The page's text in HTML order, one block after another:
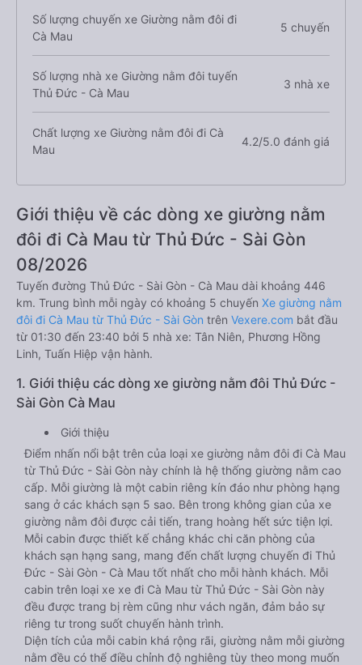
Số lượng chuyến xe Giường nằm đôi đi
Cà Mau
5 chuyến
Số lượng nhà xe Giường nằm đôi tuyến
Thủ Đức - Cà Mau
3 nhà xe
Chất lượng xe Giường nằm đôi đi Cà
Mau
4.2/5.0 đánh giá
Giới thiệu về các dòng xe giường nằm
đôi đi Cà Mau từ Thủ Đức - Sài Gòn
08/2026
Tuyến đường Thủ Đức - Sài Gòn - Cà Mau dài khoảng 446
km. Trung bình mỗi ngày có khoảng 5 chuyến Xe giường nằm
đôi đi Cà Mau từ Thủ Đức - Sài Gòn trên Vexere.com bắt đầu
từ 01:30 đến 23:40 bởi 5 nhà xe: Tân Niên, Phương Hồng
Linh, Tuấn Hiệp vận hành.
1. Giới thiệu các dòng xe giường nằm đôi Thủ Đức -
Sài Gòn Cà Mau
Giới thiệu
Điểm nhấn nổi bật trên của loại xe giường nằm đôi đi Cà Mau
từ Thủ Đức - Sài Gòn này chính là hệ thống giường nằm cao
cấp. Mỗi giường là một cabin riêng kín đáo như phòng hạng
sang ở các khách sạn 5 sao. Bên trong không gian của xe
giường nằm đôi được cải tiến, trang hoàng hết sức tiện lợi.
Mỗi cabin được thiết kế chẳng khác chi căn phòng của
khách sạn hạng sang, mang đến chất lượng chuyến đi Thủ
Đức - Sài Gòn - Cà Mau tốt nhất cho mỗi hành khách. Mỗi
cabin trên loại xe xe đi Cà Mau từ Thủ Đức - Sài Gòn này
đều được trang bị rèm cũng như vách ngăn, đảm bảo sự
riêng tư trong suốt chuyến hành trình.
Diện tích của mỗi cabin khá rộng rãi, giường nằm mỗi giường
nằm đều có thể điều chỉnh độ nghiêng tùy theo mong muốn